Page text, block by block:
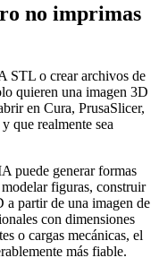
no imprimas
STL o crear archivos de
quieren una imagen 3D
en Cura, PrusaSlicer,
que realmente sea
puede generar formas
figuras, construir
partir de una imagen de
con dimensiones
o cargas mecánicas, el
más fiable.